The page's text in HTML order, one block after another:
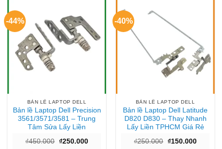
-44%
BẢN LỀ LAPTOP DELL
Bản lề Laptop Dell Precision
3561/3571/3581 – Trung
Tâm Sửa Lấy Liền
₫450.000 Giá
₫250.000Giá
-40%
BẢN LỀ LAPTOP DELL
Bản lề Laptop Dell Latitude
D820 D830 – Thay Nhanh
Lấy Liền TPHCM Giá Rẻ
₫250.000 Giá
₫150.000Giá